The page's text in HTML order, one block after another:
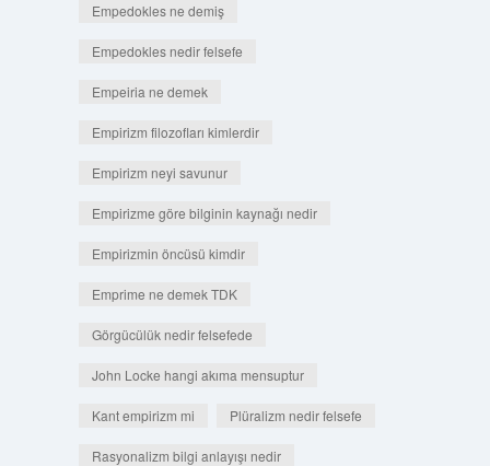
Empedokles ne demiş
Empedokles nedir felsefe
Empeiria ne demek
Empirizm filozofları kimlerdir
Empirizm neyi savunur
Empirizme göre bilginin kaynağı nedir
Empirizmin öncüsü kimdir
Emprime ne demek TDK
Görgücülük nedir felsefede
John Locke hangi akıma mensuptur
Kant empirizm mi Plüralizm nedir felsefe
Rasyonalizm bilgi anlayışı nedir